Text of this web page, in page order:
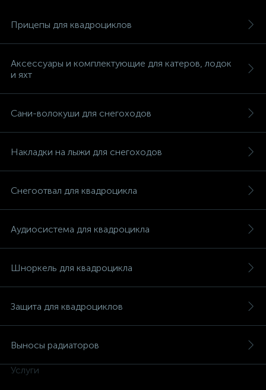
Прицепы для квадроциклов
Аксессуары и комплектующие для катеров, лодок
и яхт
Сани-волокуши для снегоходов
Накладки на лыжи для снегоходов
Снегоотвал для квадроцикла
Аудиосистема для квадроцикла
Шноркель для квадроцикла
Защита для квадроциклов
Выносы радиаторов
Услуги